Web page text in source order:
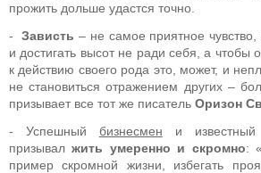
прожить дольше удастся точно.
-Зависть – не самое приятное чувство,
и достигать высот не ради себя, а чтобы
к действию своего рода это, может, и
не становиться отражением других –
призывает все тот же писатель Оризон
- Успешный бизнесмен и
призывалжить умеренно и скромно:
пример скромной жизни, избегать